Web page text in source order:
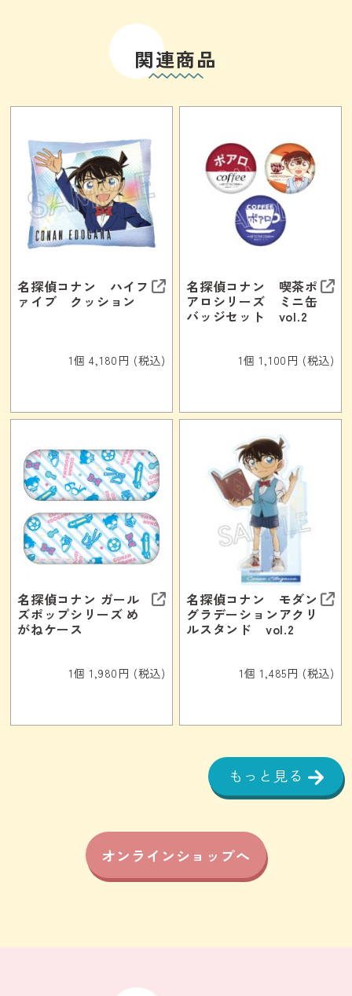
関連商品
名探偵コナン ハイフ
ァイブ クッション
1個 4,180円 (税込)
名探偵コナン 喫茶ポ
アロシリーズ ミニ缶
バッジセット vol.2
1個 1,100円 (税込)
名探偵コナン ガール
ズポップシリーズ め
がねケース
1個 1,980円 (税込)
名探偵コナン モダン
グラデーションアクリ
ルスタンド vol.2
1個 1,485円 (税込)
もっと見る
オンラインショップへ